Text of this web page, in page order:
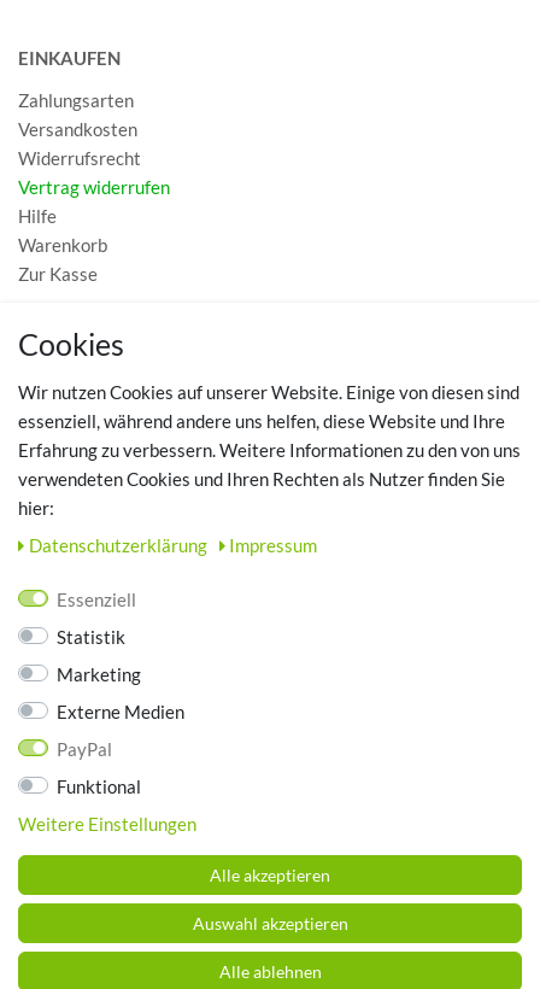
EINKAUFEN
Zahlungsarten
Versandkosten
Widerrufsrecht
Vertrag widerrufen
Hilfe
Warenkorb
Zur Kasse
MEIN KONTO
TOP SCHUHTHEMEN
Hausschuhe - Bequeme Schuhe für zuhause
Datenschutz
AGB
Impressum
ZAHLUNGSARTEN
© Copyright 2026 Schuhhaus Brummund. Alle Rechte vorbehalten.
Cookies
Wir nutzen Cookies auf unserer Website. Einige von diesen sind
essenziell, während andere uns helfen, diese Website und Ihre
Erfahrung zu verbessern. Weitere Informationen zu den von uns
verwendeten Cookies und Ihren Rechten als Nutzer finden Sie
hier:
Daten­schutz­erklärung
Impressum
Essenziell
Statistik
Marketing
Externe Medien
PayPal
Funktional
Weitere Einstellungen
Alle akzeptieren
Auswahl akzeptieren
Alle ablehnen